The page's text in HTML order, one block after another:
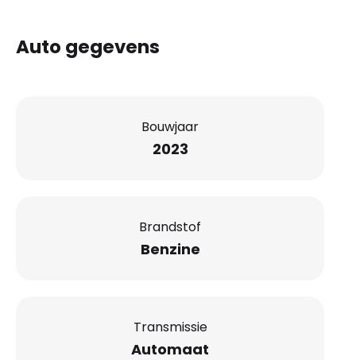
Auto gegevens
Bouwjaar
2023
Brandstof
Benzine
Transmissie
Automaat